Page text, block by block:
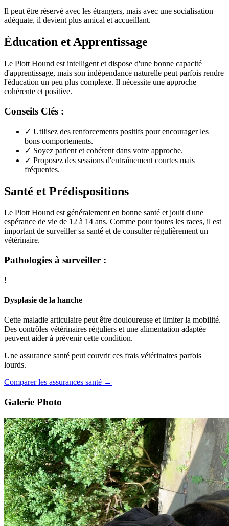
Il peut être réservé avec les étrangers, mais avec une socialisation
adéquate, il devient plus amical et accueillant.
Éducation et Apprentissage
Le Plott Hound est intelligent et dispose d'une bonne capacité
d'apprentissage, mais son indépendance naturelle peut parfois rendre
l'éducation un peu plus complexe. Il nécessite une approche
cohérente et positive.
Conseils Clés :
✓ Utilisez des renforcements positifs pour encourager les
bons comportements.
✓ Soyez patient et cohérent dans votre approche.
✓ Proposez des sessions d'entraînement courtes mais
fréquentes.
Santé et Prédispositions
Le Plott Hound est généralement en bonne santé et jouit d'une
espérance de vie de 12 à 14 ans. Comme pour toutes les races, il est
important de surveiller sa santé et de consulter régulièrement un
vétérinaire.
Pathologies à surveiller :
!
Dysplasie de la hanche
Cette maladie articulaire peut être douloureuse et limiter la mobilité.
Des contrôles vétérinaires réguliers et une alimentation adaptée
peuvent aider à prévenir cette condition.
Une assurance santé peut couvrir ces frais vétérinaires parfois
lourds.
Comparer les assurances santé →
Galerie Photo